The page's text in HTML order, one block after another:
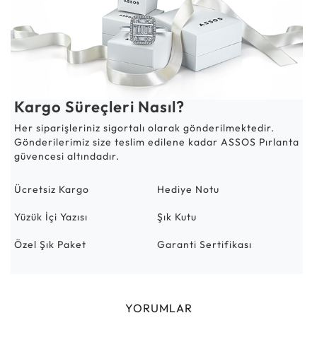
Kargo Süreçleri Nasıl?
Her siparişleriniz sigortalı olarak gönderilmektedir.
Gönderilerimiz size teslim edilene kadar ASSOS Pırlanta
güvencesi altındadır.
Ücretsiz Kargo Hediye Notu
Yüzük İçi Yazısı Şık Kutu
Özel Şık Paket Garanti Sertifikası
YORUMLAR